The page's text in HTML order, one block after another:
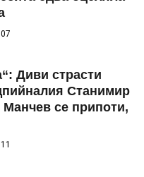
Диви страсти
Станимир
се припоти,